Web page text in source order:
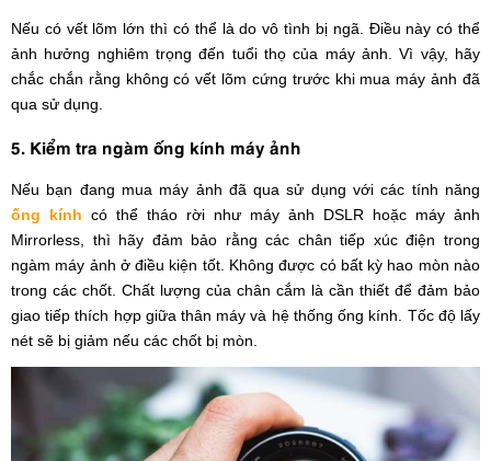
Nếu có vết lõm lớn thì có thể là do vô tình bị ngã. Điều này có thể
ảnh hưởng nghiêm trọng đến tuổi thọ của máy ảnh. Vì vậy, hãy
chắc chắn rằng không có vết lõm cứng trước khi mua máy ảnh đã
qua sử dụng.
5. Kiểm tra ngàm ống kính máy ảnh
Nếu bạn đang mua máy ảnh đã qua sử dụng với các tính năng
ống kính có thể tháo rời như máy ảnh DSLR hoặc máy ảnh
Mirrorless, thì hãy đảm bảo rằng các chân tiếp xúc điện trong
ngàm máy ảnh ở điều kiện tốt. Không được có bất kỳ hao mòn nào
trong các chốt. Chất lượng của chân cắm là cần thiết để đảm bảo
giao tiếp thích hợp giữa thân máy và hệ thống ống kính. Tốc độ lấy
nét sẽ bị giảm nếu các chốt bị mòn.